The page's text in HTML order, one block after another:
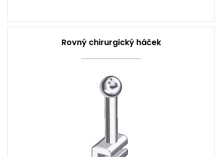
Rovný chirurgický háček